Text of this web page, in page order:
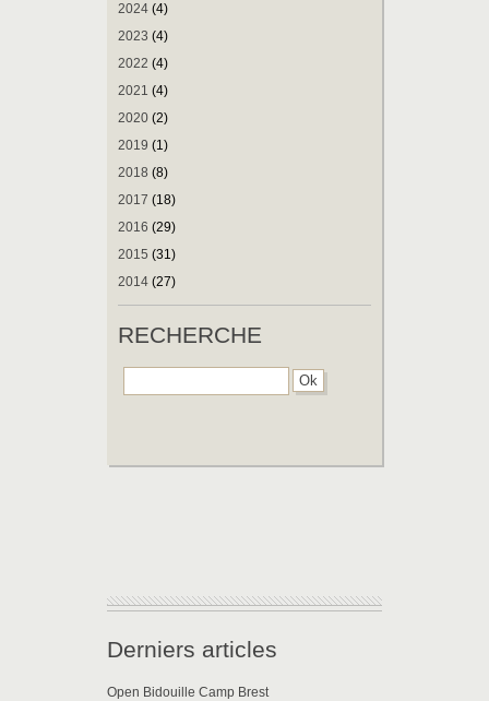
2024 (4)
2023 (4)
2022 (4)
2021 (4)
2020 (2)
2019 (1)
2018 (8)
2017 (18)
2016 (29)
2015 (31)
2014 (27)
RECHERCHE
Derniers articles
Open Bidouille Camp Brest